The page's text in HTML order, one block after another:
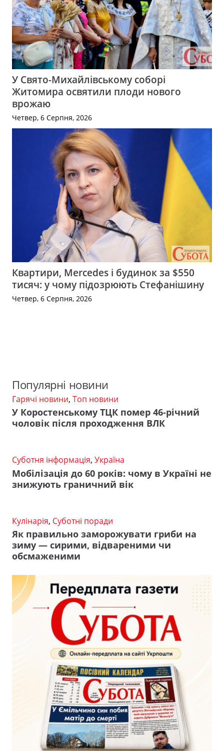
У Свято-Михайлівському соборі
Житомира освятили плоди нового
врожаю
Четвер, 6 Серпня, 2026
Квартири, Mercedes і будинок за $550
тисяч: у чому підозрюють Стефанішину
Четвер, 6 Серпня, 2026
Популярні новини
Гарячі новини, Топ новини
У Коростенському ТЦК помер 46-річний
чоловік після проходження ВЛК
Суботня інформація, Україна
Мобілізація до 60 років: чому в Україні не
знижують граничний вік
Кулінарія, Суботні поради
Як правильно заморожувати гриби на
зиму — сирими, відвареними чи
обсмаженими